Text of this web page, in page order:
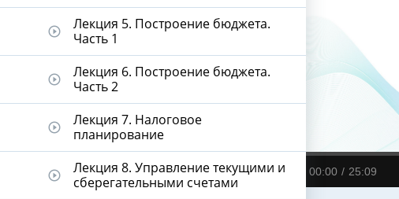
play_circle_outline
Лекция 5. Построение бюджета.
Часть 1
play_circle_outline
Лекция 6. Построение бюджета.
Часть 2
play_circle_outline
Лекция 7. Налоговое
планирование
play_circle_outline
Лекция 8. Управление текущими и
сберегательными счетами
00:00 25:09